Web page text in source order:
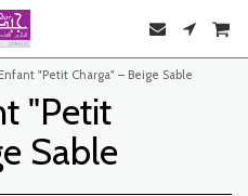
"Petit Charga" – Beige Sable
"Petit
Sable